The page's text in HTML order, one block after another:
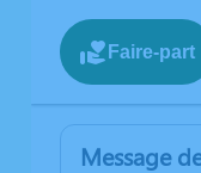
Faire-part
Message